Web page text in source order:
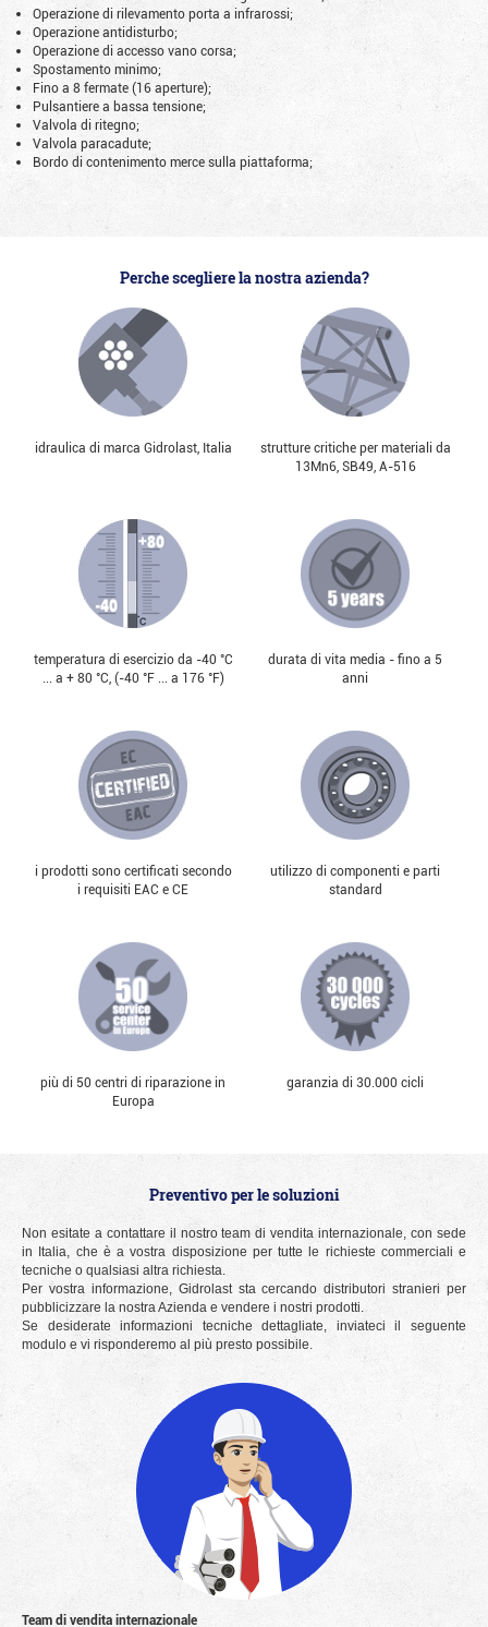
Operazione di rilevamento porta a infrarossi;
Operazione antidisturbo;
Operazione di accesso vano corsa;
Spostamento minimo;
Fino a 8 fermate (16 aperture);
Pulsantiere a bassa tensione;
Valvola di ritegno;
Valvola paracadute;
Bordo di contenimento merce sulla piattaforma;
Perche scegliere la nostra azienda?
idraulica di marca Gidrolast, Italia
strutture critiche per materiali da
13Mn6, SB49, А-516
temperatura di esercizio da -40 °С
... a + 80 °С, (-40 °F ... a 176 °F)
durata di vita media - fino a 5
anni
i prodotti sono certificati secondo
i requisiti EAC e CE
utilizzo di componenti e parti
standard
più di 50 centri di riparazione in
Europa
garanzia di 30.000 cicli
Preventivo per le soluzioni
Non esitate a contattare il nostro team di vendita internazionale, con sede
in Italia, che è a vostra disposizione per tutte le richieste commerciali e
tecniche o qualsiasi altra richiesta.
Per vostra informazione, Gidrolast sta cercando distributori stranieri per
pubblicizzare la nostra Azienda e vendere i nostri prodotti.
Se desiderate informazioni tecniche dettagliate, inviateci il seguente
modulo e vi risponderemo al più presto possibile.
Team di vendita internazionale